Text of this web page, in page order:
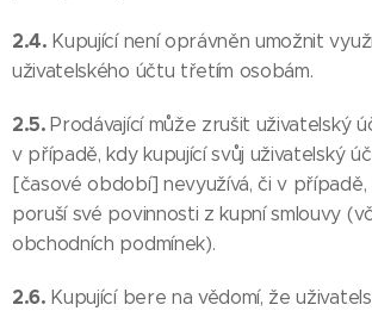
2.4. Kupující není oprávněn umožnit
uživatelského účtu třetím osobám.
2.5.Prodávající může zrušit uživatelský
v případě, kdy kupující svůj uživatelský
[časové období] nevyužívá, či v případě,
poruší své povinnosti z kupní smlouvy
obchodních podmínek).
2.6. Kupující bere na vědomí, že